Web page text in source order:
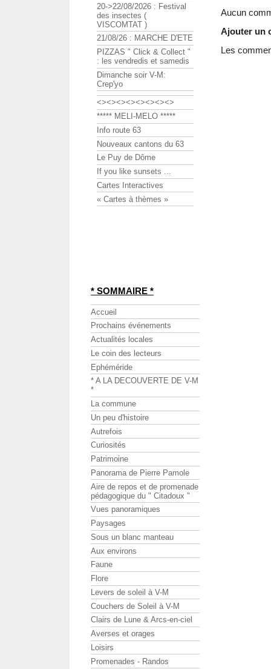
Aucun
Ajouter un
Les
20->22/08/2026 : Festival
des insectes (
VISCOMTAT )
21/08/26 : MARCHE D'ETE
PIZZAS " Click & Collect "
: les vendredis et samedis
Dimanche soir V-M:
Crep'yo
<><><><><><><><>
***** MELI-MELO *****
Info route 63
Nouveaux cantons du 63
Le Puy de Dôme
If you like sunsets ...
Cartes Interactives
« Cartes à thèmes »
* SOMMAIRE *
Accueil
Prochains événements
Actualités locales
Le coin des lecteurs
Ephéméride
* A LA DECOUVERTE DE V-M
*
La commune
Un peu d'histoire
Autrefois
Curiosités
Patrimoine
Panorama de Pierre Pamole
Aire de repos et de promenade
pédagogique du " Citadoux "
Vues panoramiques
Paysages
Sous un blanc manteau
Aux environs
Faune
Flore
Levers de soleil à V-M
Couchers de Soleil à V-M
Clairs de Lune & Arcs-en-ciel
Averses et orages
Loisirs
Promenades - Randos